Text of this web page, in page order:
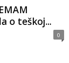
o teškoj...
0